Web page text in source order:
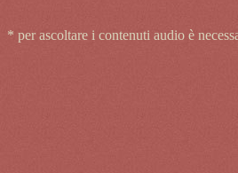
* per ascoltare i contenuti audio è